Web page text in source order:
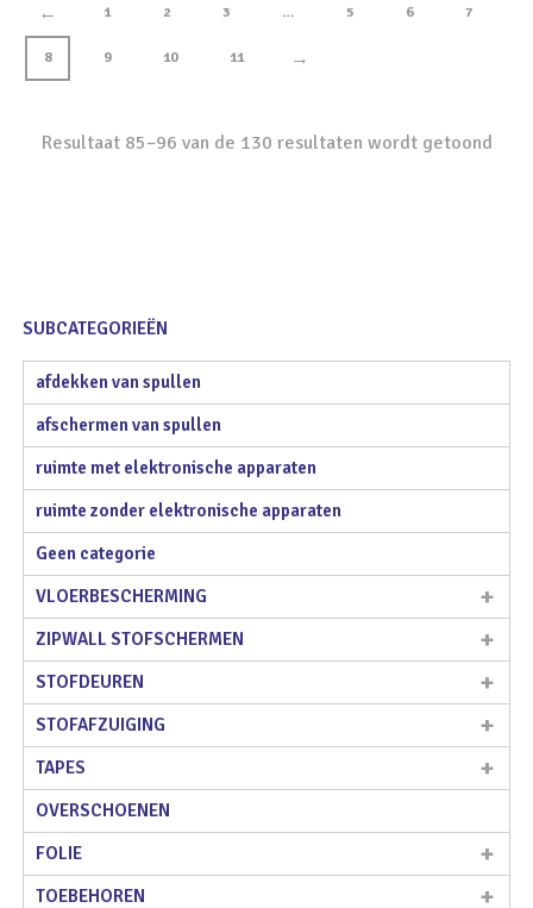
← 1 2 3 … 5 6 7
8 9 10 11 →
Resultaat 85–96 van de 130 resultaten wordt getoond
SUBCATEGORIEËN
afdekken van spullen
afschermen van spullen
ruimte met elektronische apparaten
ruimte zonder elektronische apparaten
Geen categorie
VLOERBESCHERMING
ZIPWALL STOFSCHERMEN
STOFDEUREN
STOFAFZUIGING
TAPES
OVERSCHOENEN
FOLIE
TOEBEHOREN